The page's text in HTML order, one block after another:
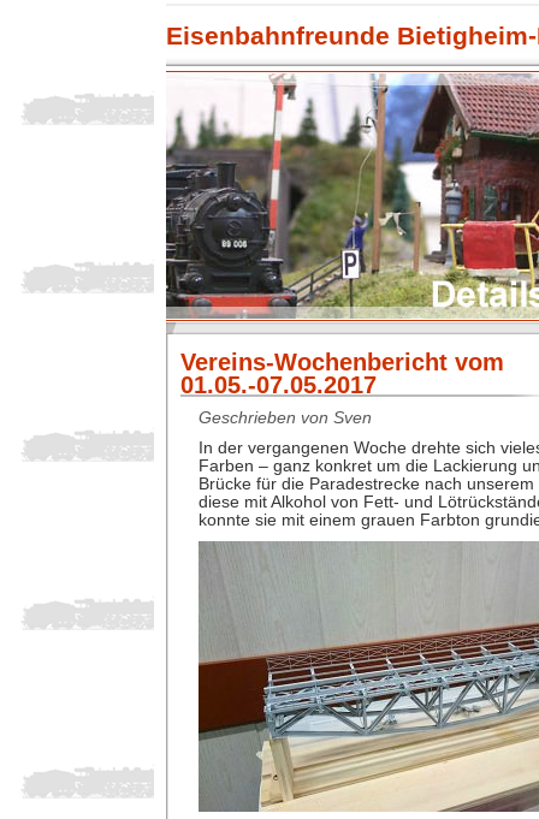
Eisenbahnfreunde
Vereins-Wochenbericht vom
01.05.-07.05.2017
Geschrieben von Sven
In der vergangenen Woche drehte sich
Farben – ganz konkret um die Lackierung
Brücke für die Paradestrecke nach
diese mit Alkohol von Fett- und
konnte sie mit einem grauen Farbton